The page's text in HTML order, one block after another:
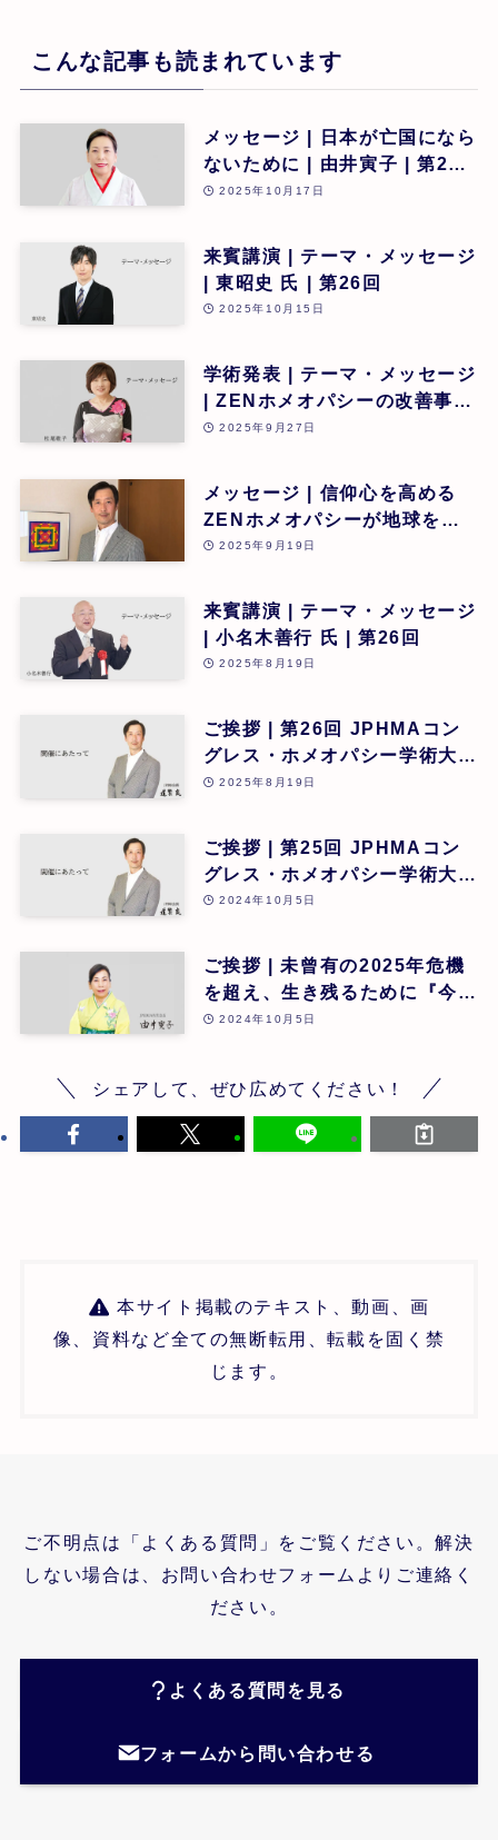
こんな記事も読まれています
メッセージ | 日本が亡国になら
ないために | 由井寅子 | 第26
回2025年10月17日
来賓講演 | テーマ・メッセージ
| 東昭史 氏 | 第26回
2025年10月15日
学術発表 | テーマ・メッセージ
| ZENホメオパシーの改善事
例、抗疥癬治療の新たな発見・
2025年9月27日
メッセージ | 信仰心を高める
ZENホメオパシーが地球を救
うカギとなる | 道繁良 | 第26
2025年9月19日
来賓講演 | テーマ・メッセージ
| 小名木善行 氏 | 第26回
2025年8月19日
ご挨拶 | 第26回 JPHMAコン
グレス・ホメオパシー学術大会
開催にあたって | 第26回
2025年8月19日
ご挨拶 | 第25回 JPHMAコン
グレス・ホメオパシー学術大会
開催にあたって | 第25回
2024年10月5日
ご挨拶 | 未曾有の2025年危機
を超え、生き残るために『今求
められる霊性向上とZENホメ
2024年10月5日
シェアして、ぜひ広めてください！
本サイト掲載のテキスト、動画、画
像、資料など全ての無断転用、転載を固く禁
じます。
ご不明点は「よくある質問」をご覧ください。解決
しない場合は、お問い合わせフォームよりご連絡く
ださい。
よくある質問を見る
フォームから問い合わせる